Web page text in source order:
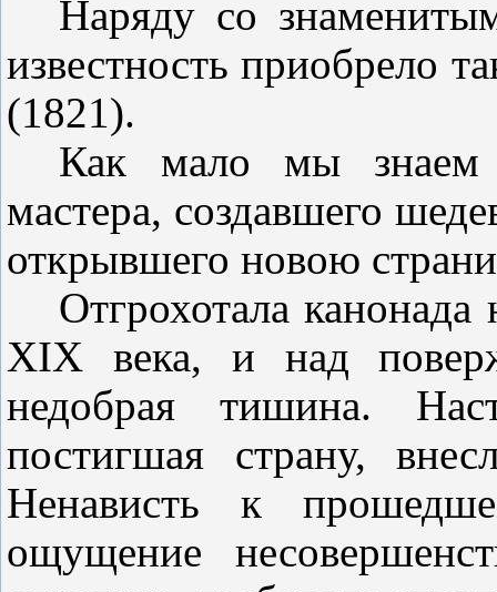
Наряду со
известность приобрело
(1821).
Как мало мы знаем
мастера, создавшего
открывшего новою
Отгрохотала канонада
XIX века, и над
недобрая тишина.
постигшая страну,
Ненависть к
ощущение